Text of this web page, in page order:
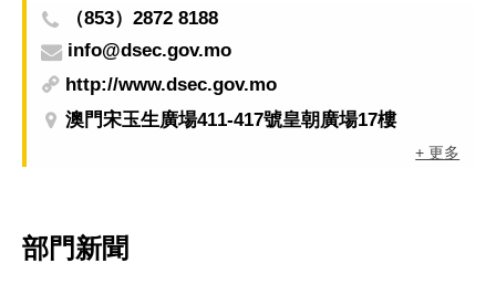
（853）2872 8188
info@dsec.gov.mo
http://www.dsec.gov.mo
澳門宋玉生廣場411-417號皇朝廣場17樓
+ 更多
部門新聞